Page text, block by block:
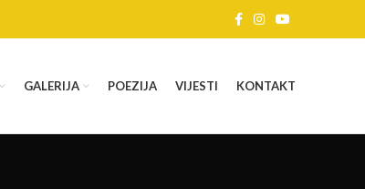
GALERIJA POEZIJA VIJESTI KONTAKT